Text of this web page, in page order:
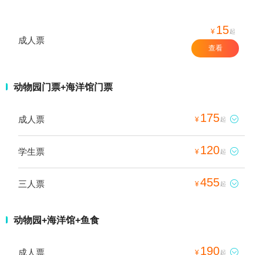
成人票
¥ 15起
查看
动物园门票+海洋馆门票
成人票 ¥ 175起 
学生票 ¥ 120起 
三人票 ¥455起 
动物园+海洋馆+鱼食
成人票 ¥ 190起 